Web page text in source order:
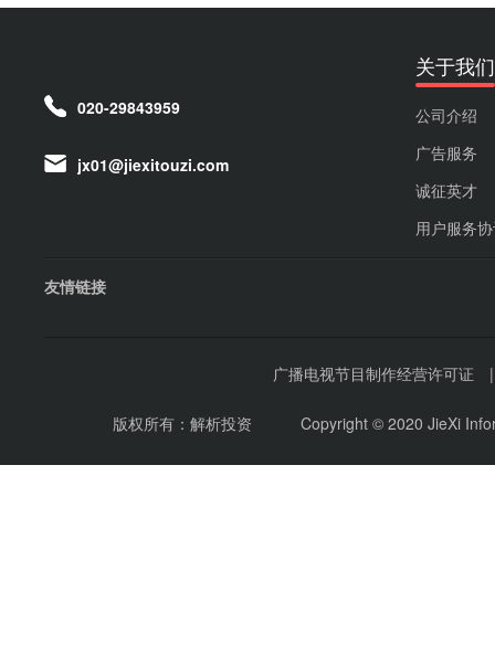
020-29843959
jx01@jiexitouzi.com
关于我们
公司介绍
广告服务
诚征英才
用户服务
友情链接
广播电视节目制作经营许可证
版权所有：解析投资 Copyright © 2020 JieXi